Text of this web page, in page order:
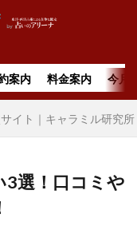
案内 料金案内 今月
イト｜キャラミル研究所
3選！口コミや